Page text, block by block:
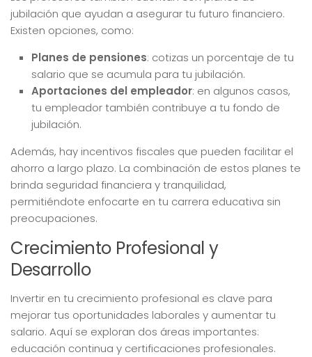
jubilación que ayudan a asegurar tu futuro financiero.
Existen opciones, como:
Planes de pensiones: cotizas un porcentaje de tu
salario que se acumula para tu jubilación.
Aportaciones del empleador: en algunos casos,
tu empleador también contribuye a tu fondo de
jubilación.
Además, hay incentivos fiscales que pueden facilitar el
ahorro a largo plazo. La combinación de estos planes te
brinda seguridad financiera y tranquilidad,
permitiéndote enfocarte en tu carrera educativa sin
preocupaciones.
Crecimiento Profesional y
Desarrollo
Invertir en tu crecimiento profesional es clave para
mejorar tus oportunidades laborales y aumentar tu
salario. Aquí se exploran dos áreas importantes:
educación continua y certificaciones profesionales.